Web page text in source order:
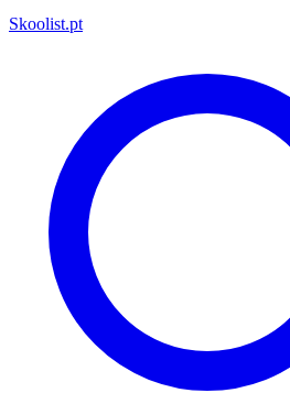
Skoolist.pt